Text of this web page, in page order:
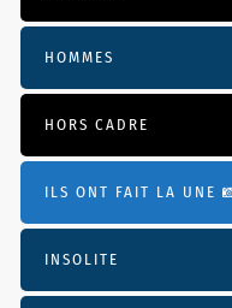
HOMMES
HORS CADRE
ILS ONT FAIT LA UNE
INSOLITE